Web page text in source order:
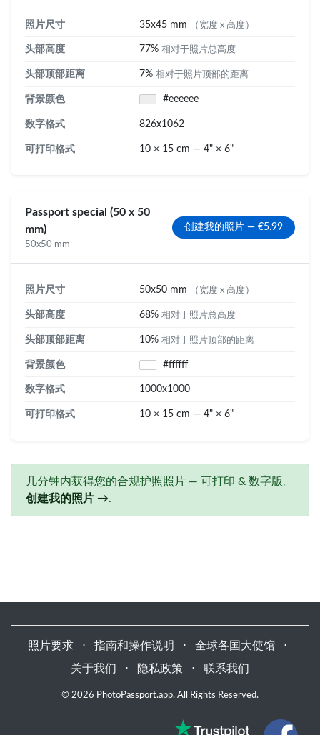
照片尺寸 35x45 mm （宽度 x 高度）
头部高度 77% 相对于照片总高度
头部顶部距离 7% 相对于照片顶部的距离
背景颜色 #eeeeee
数字格式 826x1062
可打印格式 10 × 15 cm — 4" × 6"
Passport special (50 x 50
mm)
50x50 mm
创建我的照片 — €5.99
照片尺寸 50x50 mm （宽度 x 高度）
头部高度 68% 相对于照片总高度
头部顶部距离 10% 相对于照片顶部的距离
背景颜色 #ffffff
数字格式 1000x1000
可打印格式 10 × 15 cm — 4" × 6"
几分钟内获得您的合规护照照片 — 可打印 & 数字版。
创建我的照片 →.
照片要求 ⋅ 指南和操作说明 ⋅ 全球各国大使馆
⋅
关于我们
⋅ 隐私政策 ⋅ 联系我们
© 2026 PhotoPassport.app. All Rights Reserved.